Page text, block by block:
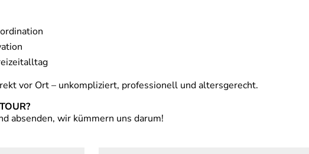
vor Ort – unkompliziert, professionell und altersgerecht.
absenden, wir kümmern uns darum!